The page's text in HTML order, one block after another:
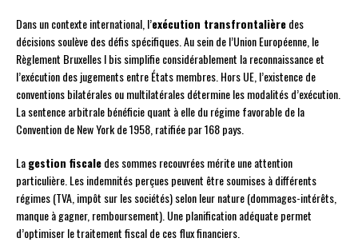
Dans un contexte international, l’exécution transfrontalièredes
décisions soulève des défis spécifiques. Au sein de l’Union Européenne, le
Règlement Bruxelles I bis simplifie considérablement la reconnaissance et
l’exécution des jugements entre États membres. Hors UE, l’existence de
conventions bilatérales ou multilatérales détermine les modalités d’exécution.
La sentence arbitrale bénéficie quant à elle du régime favorable de la
Convention de New York de 1958, ratifiée par 168 pays.
Lagestion fiscaledes sommes recouvrées mérite une attention
particulière. Les indemnités perçues peuvent être soumises à différents
régimes (TVA, impôt sur les sociétés) selon leur nature (dommages-intérêts,
manque à gagner, remboursement). Une planification adéquate permet
d’optimiser le traitement fiscal de ces flux financiers.